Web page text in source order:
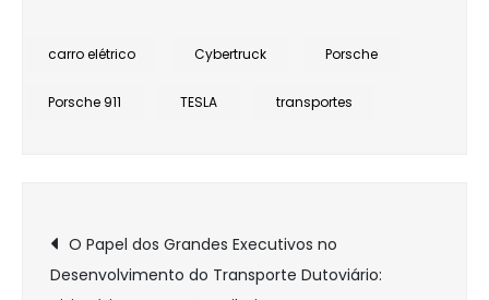
CYBERTRUCK
carro elétrico Cybertruck Porsche
Porsche 911 TESLA transportes
Navegação
O Papel dos Grandes Executivos no
Desenvolvimento do Transporte Dutoviário: